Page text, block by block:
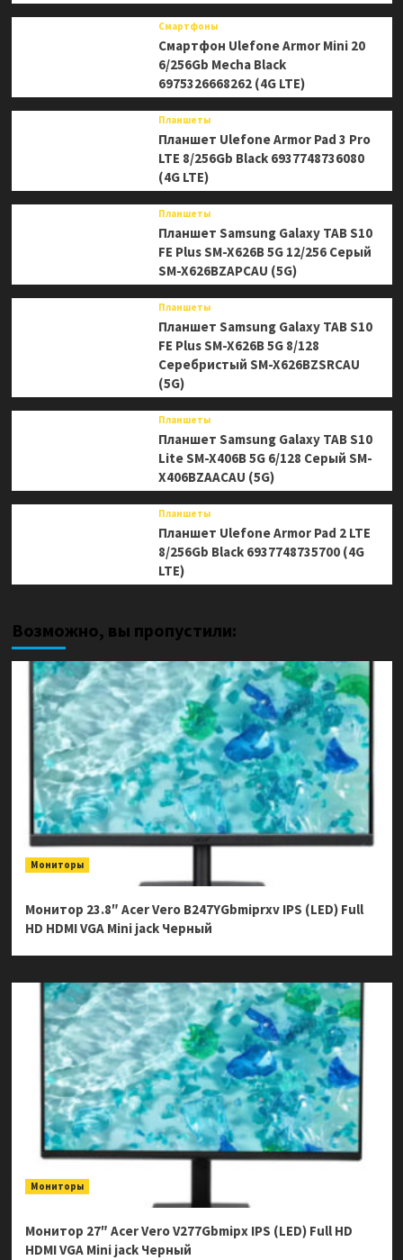
Смартфоны
Смартфон Ulefone Armor Mini 20
6/256Gb Mecha Black
6975326668262 (4G LTE)
Планшеты
Планшет Ulefone Armor Pad 3 Pro
LTE 8/256Gb Black 6937748736080
(4G LTE)
Планшеты
Планшет Samsung Galaxy TAB S10
FE Plus SM-X626B 5G 12/256 Серый
SM-X626BZAPCAU (5G)
Планшеты
Планшет Samsung Galaxy TAB S10
FE Plus SM-X626B 5G 8/128
Серебристый SM-X626BZSRCAU
(5G)
Планшеты
Планшет Samsung Galaxy TAB S10
Lite SM-X406B 5G 6/128 Серый SM-
X406BZAACAU (5G)
Планшеты
Планшет Ulefone Armor Pad 2 LTE
8/256Gb Black 6937748735700 (4G
LTE)
Возможно, вы пропустили:
Мониторы
Монитор 23.8″ Acer Vero B247YGbmiprxv IPS (LED) Full
HD HDMI VGA Mini jack Черный
Мониторы
Монитор 27″ Acer Vero V277Gbmipx IPS (LED) Full HD
HDMI VGA Mini jack Черный